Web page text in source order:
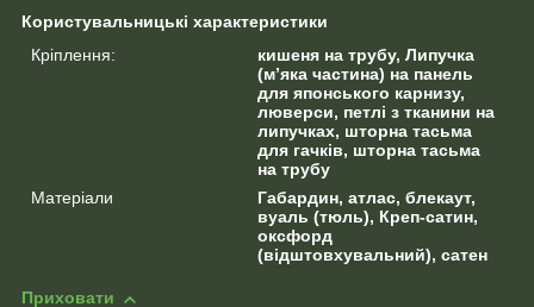
Користувальницькі характеристики
Кріплення:
кишеня на трубу, Липучка
(м’яка частина) на панель
для японського карнизу,
люверси, петлі з тканини на
липучках, шторна тасьма
для гачків, шторна тасьма
на трубу
Матеріали
Габардин, атлас, блекаут,
вуаль (тюль), Креп-сатин,
оксфорд
(відштовхувальний), сатен
Приховати